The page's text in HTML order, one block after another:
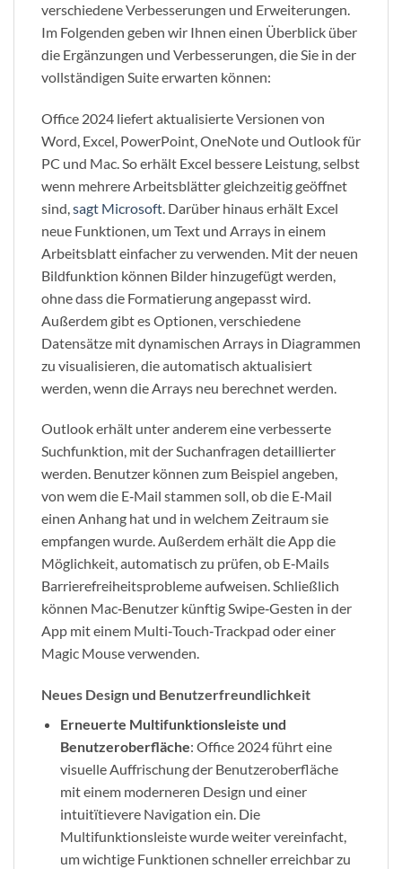
verschiedene Verbesserungen und Erweiterungen.
Im Folgenden geben wir Ihnen einen Überblick über
die Ergänzungen und Verbesserungen, die Sie in der
vollständigen Suite erwarten können:
Office 2024 liefert aktualisierte Versionen von
Word, Excel, PowerPoint, OneNote und Outlook für
PC und Mac. So erhält Excel bessere Leistung, selbst
wenn mehrere Arbeitsblätter gleichzeitig geöffnet
sind, sagt Microsoft . Darüber hinaus erhält Excel
neue Funktionen, um Text und Arrays in einem
Arbeitsblatt einfacher zu verwenden. Mit der neuen
Bildfunktion können Bilder hinzugefügt werden,
ohne dass die Formatierung angepasst wird.
Außerdem gibt es Optionen, verschiedene
Datensätze mit dynamischen Arrays in Diagrammen
zu visualisieren, die automatisch aktualisiert
werden, wenn die Arrays neu berechnet werden.
Outlook erhält unter anderem eine verbesserte
Suchfunktion, mit der Suchanfragen detaillierter
werden. Benutzer können zum Beispiel angeben,
von wem die E‑Mail stammen soll, ob die E‑Mail
einen Anhang hat und in welchem Zeitraum sie
empfangen wurde. Außerdem erhält die App die
Möglichkeit, automatisch zu prüfen, ob E‑Mails
Barrierefreiheitsprobleme aufweisen. Schließlich
können Mac‑Benutzer künftig Swipe‑Gesten in der
App mit einem Multi‑Touch‑Trackpad oder einer
Magic Mouse verwenden.
Neues Design und Benutzerfreundlichkeit
Erneuerte Multifunktionsleiste und
Benutzeroberfläche: Office 2024 führt eine
visuelle Auffrischung der Benutzeroberfläche
mit einem moderneren Design und einer
intuitïtievere Navigation ein. Die
Multifunktionsleiste wurde weiter vereinfacht,
um wichtige Funktionen schneller erreichbar zu